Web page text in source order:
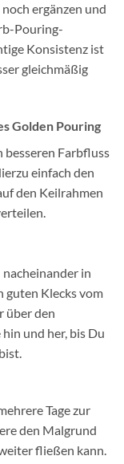
ergänzen und
Pouring-
Konsistenz ist
gleichmäßig
Golden Pouring
besseren Farbfluss
einfach den
den Keilrahmen
in
guten Klecks vom
über den
und her, bis Du
Tage zur
den Malgrund
fließen kann.